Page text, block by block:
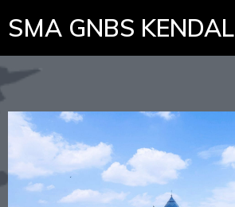
SMA GNBS KENDAL